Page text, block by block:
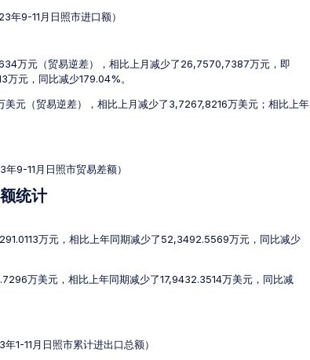
年9-11月日照市进口额）
万元（贸易逆差），相比上月减少了26,7570,7387万元，即
元，同比减少179.04%。
元（贸易逆差），相比上月减少了3,7267,8216万美元；相比上年
年9-11月日照市贸易差额）
统计
万元，相比上年同期减少了52,3492.5569万元，同比减少
万美元，相比上年同期减少了17,9432.3514万美元，同比减
1-11月日照市累计进出口总额）